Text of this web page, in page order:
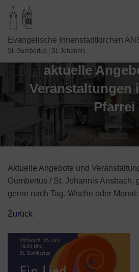
Evangelische Innenstadtkirchen
St. Gumbertus | St. Johannis
aktuelle
Veranstaltungen
Pfarrei
Aktuelle Angebote und
Gumbertus / St. Johannis Ansbach,
gerne nach Tag, Woche oder Monat:
Zurück